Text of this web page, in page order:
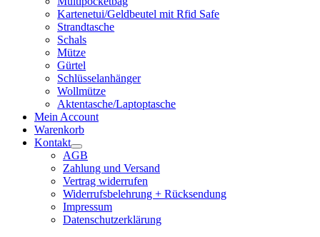
Kartenetui/Geldbeutel mit Rfid Safe
Strandtasche
Schals
Mütze
Gürtel
Schlüsselanhänger
Wollmütze
Aktentasche/Laptoptasche
Mein Account
Warenkorb
Kontakt
AGB
Zahlung und Versand
Vertrag widerrufen
Widerrufsbelehrung + Rücksendung
Impressum
Datenschutzerklärung